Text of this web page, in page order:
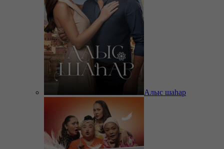
Алыс шаһар